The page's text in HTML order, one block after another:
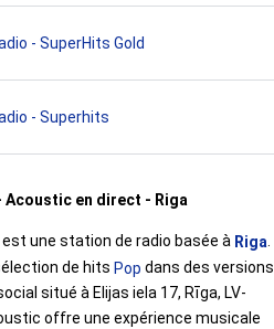
- SuperHits Gold
- Superhits
Acoustic en direct - Riga
est une station de radio basée à Riga
de hits Pop dans des versions
situé à Elijas iela 17, Rīga, LV-
offre une expérience musicale